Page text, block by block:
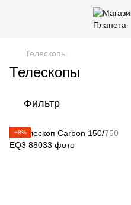
Телескопы
Телескопы
Фильтр
−8%